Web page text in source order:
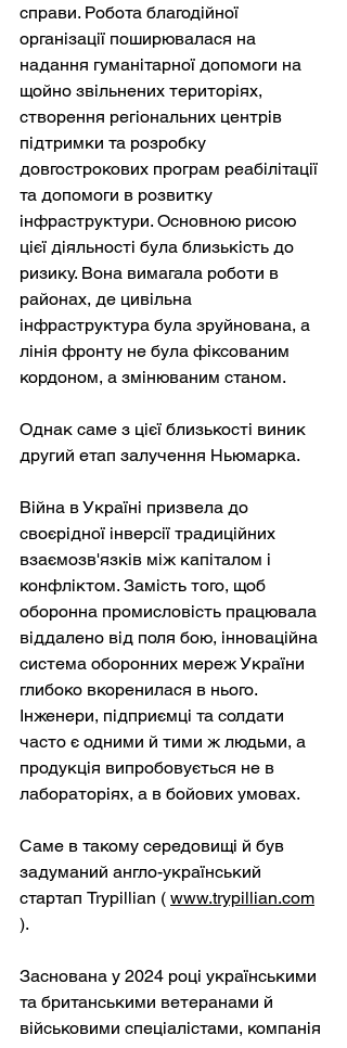
справи. Робота благодійної
організації поширювалася на
надання гуманітарної допомоги на
щойно звільнених територіях,
створення регіональних центрів
підтримки та розробку
довгострокових програм реабілітації
та допомоги в розвитку
інфраструктури. Основною рисою
цієї діяльності була близькість до
ризику. Вона вимагала роботи в
районах, де цивільна
інфраструктура була зруйнована, а
лінія фронту не була фіксованим
кордоном, а змінюваним станом.
Однак саме з цієї близькості виник
другий етап залучення Ньюмарка.
Війна в Україні призвела до
своєрідної інверсії традиційних
взаємозв'язків між капіталом і
конфліктом. Замість того, щоб
оборонна промисловість працювала
віддалено від поля бою, інноваційна
система оборонних мереж України
глибоко вкоренилася в нього.
Інженери, підприємці та солдати
часто є одними й тими ж людьми, а
продукція випробовується не в
лабораторіях, а в бойових умовах.
Саме в такому середовищі й був
задуманий англо-український
стартап Trypillian ( www.trypillian.com
).
Заснована у 2024 році українськими
та британськими ветеранами й
військовими спеціалістами, компанія